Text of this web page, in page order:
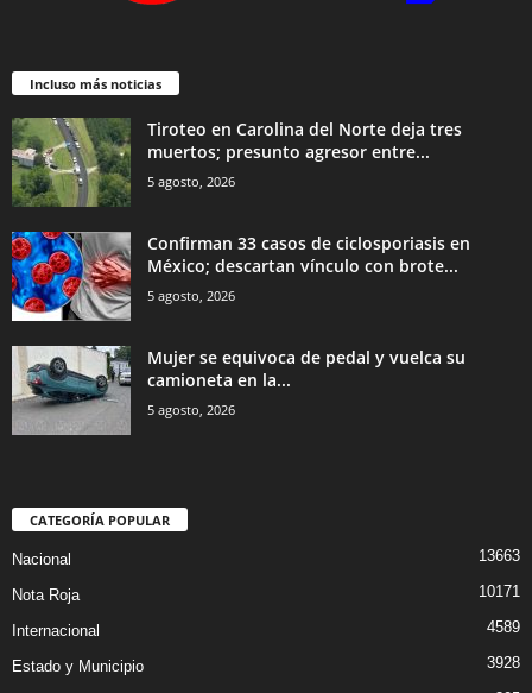
Incluso más noticias
Tiroteo en Carolina del Norte deja tres
muertos; presunto agresor entre...
5 agosto, 2026
Confirman 33 casos de ciclosporiasis en
México; descartan vínculo con brote...
5 agosto, 2026
Mujer se equivoca de pedal y vuelca su
camioneta en la...
5 agosto, 2026
CATEGORÍA POPULAR
Nacional 13663
Nota Roja 10171
Internacional 4589
Estado y Municipio
3928